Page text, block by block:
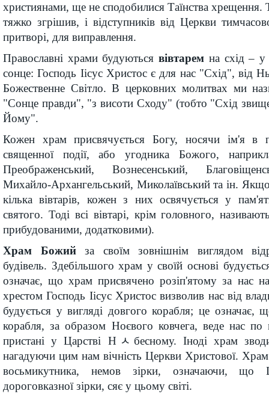
християнами, ще не сподобилися Таїнства хрещення.
тяжко згрішив, і відступників від Церкви
притворі, для виправлення.
Православні храми будуютьсявівтарем на схід – у
сонце: Господь Іісус Христос є для нас "Схід", від
Божественне Світло. В церковних молитвах ми
"Сонце правди", "з висоти Сходу" (тобто "Схід
Йому".
Кожен храм присвячується Богу, носячи ім'я в
священної події, або угодника Божого,
Преображенський, Вознесенський,
Михайло-Архангельський, Миколаївський та ін.
кілька вівтарів, кожен з них освячується у
святого. Тоді всі вівтарі, крім головного,
прибудованими, додатковими).
Храм Божийза своїм зовнішнім виглядом
будівель. Здебільшого храм у своїй основі
означає, що храм присвячено розіп'ятому за нас
хрестом Господь Іісус Христос визволив нас від
будується у вигляді довгого корабля; це означає,
корабля, за образом Ноєвого ковчега, веде нас
пристані у Царстві Нﾵбесному. Іноді храм
нагадуючи цим нам вічність Церкви Христової. Храм
восьмикутника, немов зірки, означаючи, що
дороговказної зірки, сяє у цьому світі.